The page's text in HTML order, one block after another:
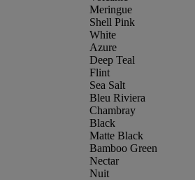
Meringue
Shell Pink
White
Azure
Deep Teal
Flint
Sea Salt
Bleu Riviera
Chambray
Black
Matte Black
Bamboo Green
Nectar
Nuit